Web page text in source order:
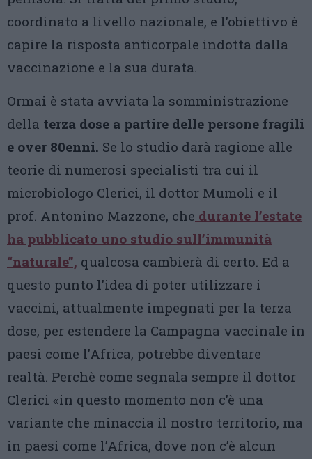
coordinato a livello nazionale, e l’obiettivo è
capire la risposta anticorpale indotta dalla
vaccinazione e la sua durata.
Ormai è stata avviata la somministrazione
della terza dose a partire delle persone fragili
e over 80enni. Se lo studio darà ragione alle
teorie di numerosi specialisti tra cui il
microbiologo Clerici, il dottor Mumoli e il
prof. Antonino Mazzone, che durante l’estate
ha pubblicato uno studio sull’immunità
“naturale”, qualcosa cambierà di certo. Ed a
questo punto l’idea di poter utilizzare i
vaccini, attualmente impegnati per la terza
dose, per estendere la Campagna vaccinale in
paesi come l’Africa, potrebbe diventare
realtà. Perchè come segnala sempre il dottor
Clerici «in questo momento non c’è una
variante che minaccia il nostro territorio, ma
in paesi come l’Africa, dove non c’è alcun